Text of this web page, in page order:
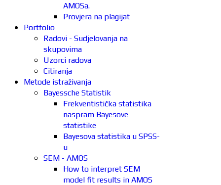
AMOSa.
Provjera na plagijat
Portfolio
Radovi - Sudjelovanja na
skupovima
Uzorci radova
Citiranja
Metode istraživanja
Bayessche Statistik
Frekventistička statistika
naspram Bayesove
statistike
Bayesova statistika u SPSS-
u
SEM - AMOS
How to interpret SEM
model fit results in AMOS